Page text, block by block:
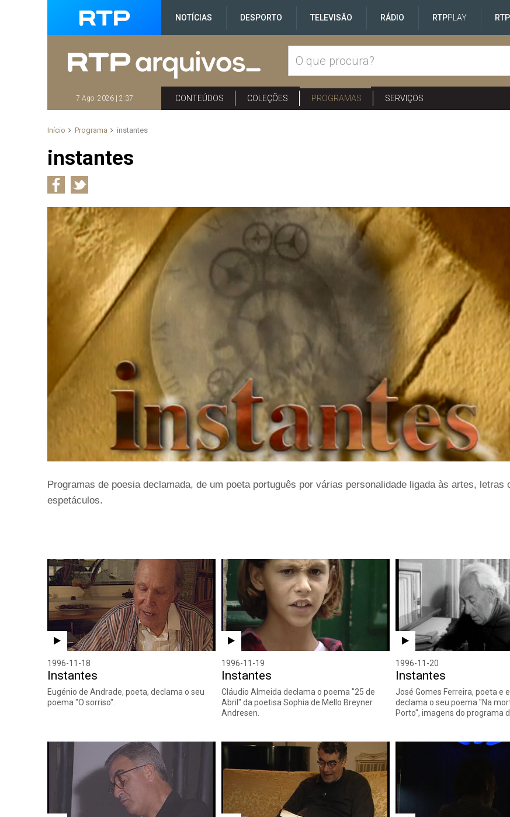
NOTÍCIAS DESPORTO TELEVISÃO RÁDIO RTPPLAY
7 Ago. 2026 | 2:37 CONTEÚDOS COLEÇÕES PROGRAMAS SERVIÇOS
Início Programa instantes
instantes
Programas de poesia declamada, de um poeta português por várias personalidade ligada às artes, letras
espetáculos.
1996-11-18
Instantes
Eugénio de Andrade, poeta, declama o seu
poema "O sorriso".
1996-11-19
Instantes
Cláudio Almeida declama o poema "25 de
Abril" da poetisa Sophia de Mello Breyner
Andresen.
1996-11-20
Instantes
José Gomes Ferreira, poeta e
declama o seu poema "Na
Porto", imagens do programa